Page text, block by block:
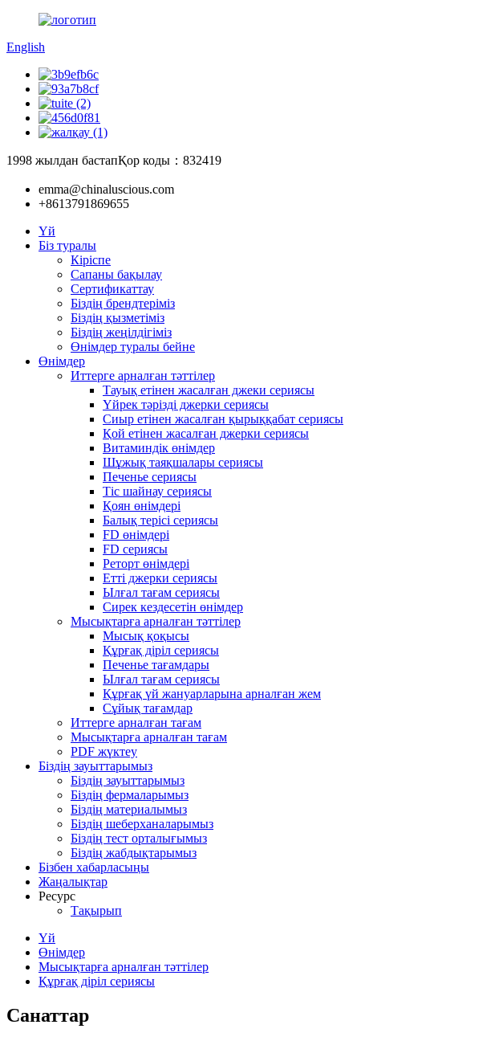
English
1998 жылдан бастапҚор коды：832419
emma@chinaluscious.com
+8613791869655
Үй
Біз туралы
Кіріспе
Сапаны бақылау
Сертификаттау
Біздің брендтеріміз
Біздің қызметіміз
Біздің жеңілдігіміз
Өнімдер туралы бейне
Өнімдер
Иттерге арналған тәттілер
Тауық етінен жасалған джеки сериясы
Үйрек тәрізді джерки сериясы
Сиыр етінен жасалған қырыққабат сериясы
Қой етінен жасалған джерки сериясы
Витаминдік өнімдер
Шұжық таяқшалары сериясы
Печенье сериясы
Тіс шайнау сериясы
Қоян өнімдері
Балық терісі сериясы
FD өнімдері
FD сериясы
Реторт өнімдері
Етті джерки сериясы
Ылғал тағам сериясы
Сирек кездесетін өнімдер
Мысықтарға арналған тәттілер
Мысық қоқысы
Құрғақ діріл сериясы
Печенье тағамдары
Ылғал тағам сериясы
Құрғақ үй жануарларына арналған жем
Сұйық тағамдар
Иттерге арналған тағам
Мысықтарға арналған тағам
PDF жүктеу
Біздің зауыттарымыз
Біздің зауыттарымыз
Біздің фермаларымыз
Біздің материалымыз
Біздің шеберханаларымыз
Біздің тест орталығымыз
Біздің жабдықтарымыз
Бізбен хабарласыңы
Жаңалықтар
Ресурс
Тақырып
Үй
Өнімдер
Мысықтарға арналған тәттілер
Құрғақ діріл сериясы
Санаттар